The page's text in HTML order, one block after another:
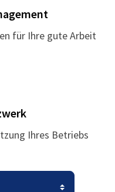
für Ihre gute Arbeit
Ihres Betriebs